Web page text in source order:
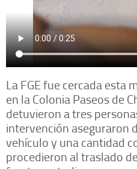
La FGE fue cercada esta
en la Colonia Paseos de
detuvieron a tres
intervención aseguraron
vehículo y una cantidad
procedieron al traslado